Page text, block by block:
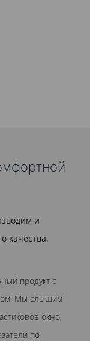
и
качества.
продукт с
Мы слышим
окно,
по